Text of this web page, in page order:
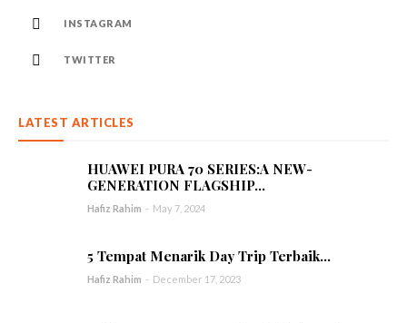
INSTAGRAM
TWITTER
LATEST ARTICLES
HUAWEI PURA 70 SERIES:A NEW-
GENERATION FLAGSHIP...
Hafiz Rahim - May 7, 2024
5 Tempat Menarik Day Trip Terbaik...
Hafiz Rahim - December 17, 2023